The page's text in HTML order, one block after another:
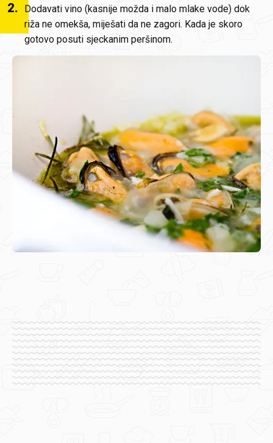
2.
Dodavati vino (kasnije možda i malo mlake vode) dok
riža ne omekša, miješati da ne zagori. Kada je skoro
gotovo posuti sjeckanim peršinom.